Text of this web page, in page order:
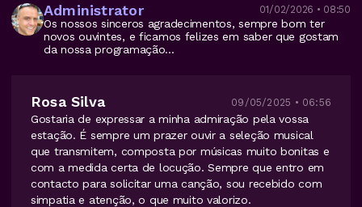
Administrator 01/02/2026 • 08:50
Os nossos sinceros agradecimentos, sempre bom ter
novos ouvintes, e ficamos felizes em saber que gostam
da nossa programação...
Rosa Silva 09/05/2025 • 06:56
Gostaria de expressar a minha admiração pela vossa
estação. É sempre um prazer ouvir a seleção musical
que transmitem, composta por músicas muito bonitas e
com a medida certa de locução. Sempre que entro em
contacto para solicitar uma canção, sou recebido com
simpatia e atenção, o que muito valorizo.